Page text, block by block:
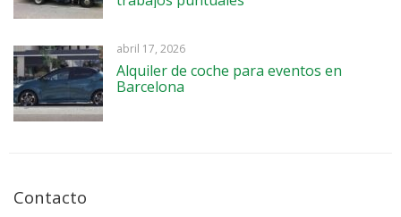
abril 17, 2026
Alquiler de coche para eventos en
Barcelona
Contacto